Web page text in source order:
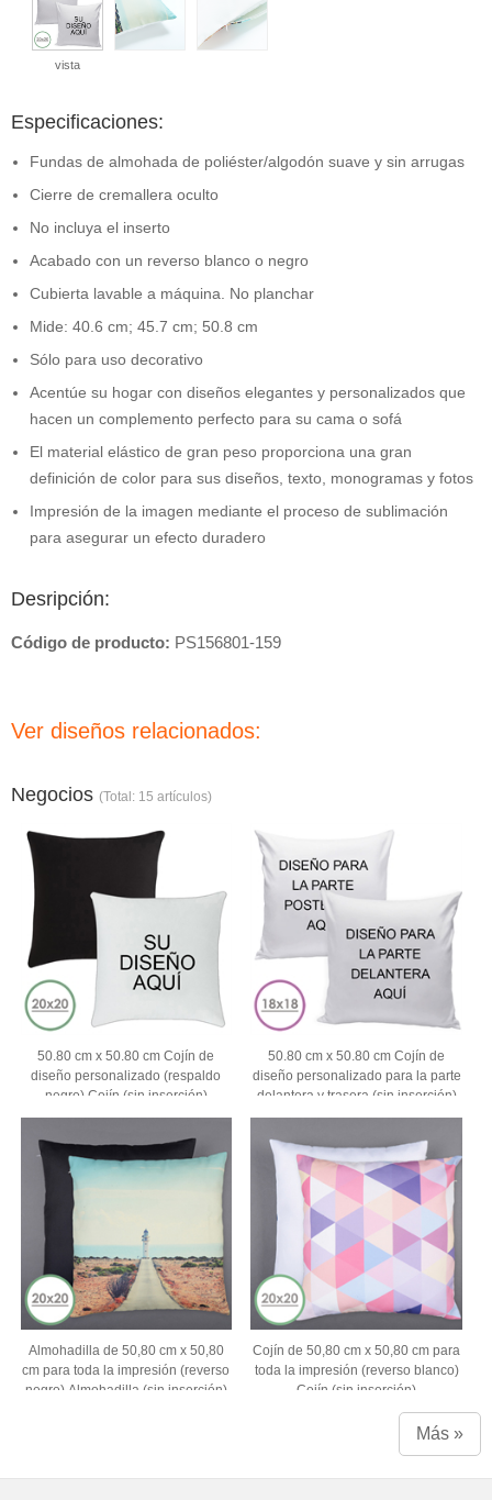
vista
Especificaciones:
Fundas de almohada de poliéster/algodón suave y sin arrugas
Cierre de cremallera oculto
No incluya el inserto
Acabado con un reverso blanco o negro
Cubierta lavable a máquina. No planchar
Mide: 40.6 cm; 45.7 cm; 50.8 cm
Sólo para uso decorativo
Acentúe su hogar con diseños elegantes y personalizados que
hacen un complemento perfecto para su cama o sofá
El material elástico de gran peso proporciona una gran
definición de color para sus diseños, texto, monogramas y fotos
Impresión de la imagen mediante el proceso de sublimación
para asegurar un efecto duradero
Desripción:
Código de producto: PS156801-159
Ver diseños relacionados:
Negocios (Total: 15 artículos)
50.80 cm x 50.80 cm Cojín de
diseño personalizado (respaldo
negro) Cojín (sin inserción)
50.80 cm x 50.80 cm Cojín de
diseño personalizado para la parte
delantera y trasera (sin inserción)
Almohadilla de 50,80 cm x 50,80
cm para toda la impresión (reverso
negro) Almohadilla (sin inserción)
Cojín de 50,80 cm x 50,80 cm para
toda la impresión (reverso blanco)
Cojín (sin inserción)
Más »